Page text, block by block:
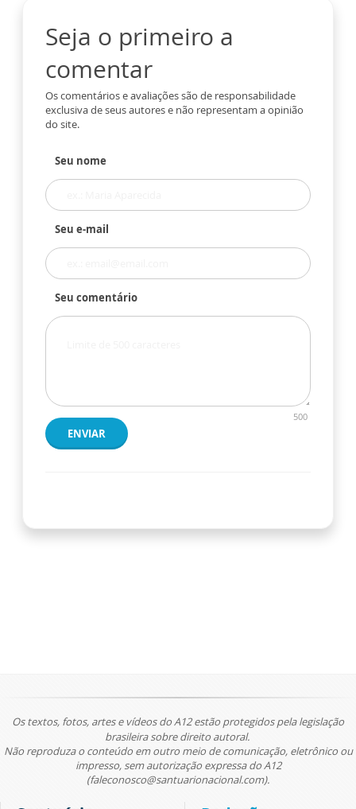
Seja o primeiro a
comentar
Os comentários e avaliações são de responsabilidade
exclusiva de seus autores e não representam a opinião
do site.
Seu nome
Seu e-mail
Seu comentário
500
ENVIAR
Os textos, fotos, artes e vídeos do A12 estão protegidos pela legislação
brasileira sobre direito autoral.
Não reproduza o conteúdo em outro meio de comunicação, eletrônico ou
impresso, sem autorização expressa do A12
(faleconosco@santuarionacional.com).